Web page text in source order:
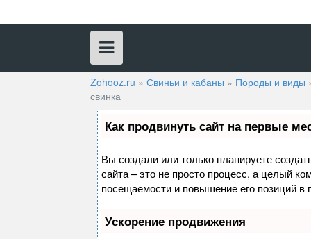
Zohooz.ru » Свиньи и кабаны » Породы и виды
свинка
Как продвинуть сайт на первые
Вы создали или только планируете
сайта – это не просто процесс, а целый
посещаемости и повышение его позиций в
Ускорение продвижения